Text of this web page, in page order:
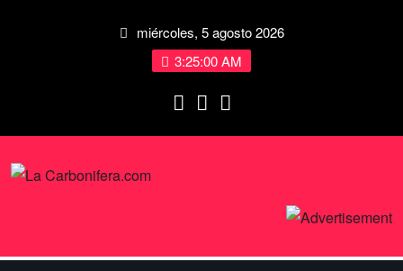
miércoles, 5 agosto 2026
3:25:01 AM